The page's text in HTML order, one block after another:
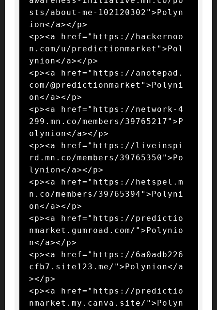
sts/about-me-102120302">Polyn
ion</a></p>
<p><a href="https://hackernoo
n.com/u/predictionmarket">Pol
ynion</a></p>
<p><a href="https://anotepad.
com/@predictionmarket">Polyni
on</a></p>
<p><a href="https://network-4
299.mn.co/members/39765217">P
olynion</a></p>
<p><a href="https://liveinspi
rd.mn.co/members/39765350">Po
lynion</a></p>
<p><a href="https://hetspel.m
n.co/members/39765394">Polyni
on</a></p>
<p><a href="https://predictio
nmarket.gumroad.com/">Polynio
n</a></p>
<p><a href="https://6a0adb226
cfb7.site123.me/">Polynion</a
></p>
<p><a href="https://predictio
nmarket.my.canva.site/">Polyn